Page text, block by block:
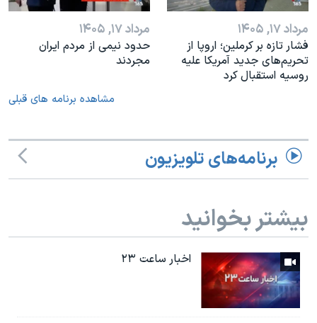
مرداد ۱۷, ۱۴۰۵
فشار تازه بر کرملین؛ اروپا از
تحریم‌های جدید آمریکا علیه
روسیه استقبال کرد
مرداد ۱۷, ۱۴۰۵
حدود نیمی از مردم ایران
مجردند
مشاهده برنامه های قبلی
برنامه‌های تلویزیون
بیشتر بخوانید
اخبار ساعت ۲۳